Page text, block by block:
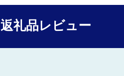
返礼品レビュー